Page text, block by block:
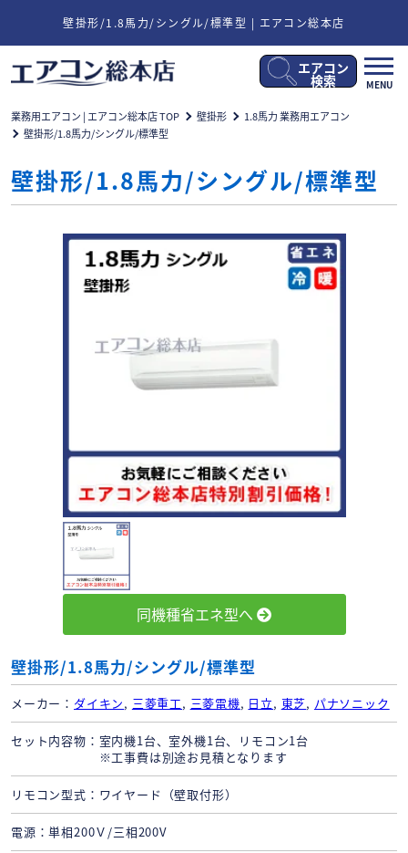
壁掛形/1.8馬力/シングル/標準型 | エアコン総本店
メ
ニ
MENU
エアコン
検索
業務用エアコン | エアコン総本店 TOP 壁掛形
1.8馬力 業務用エアコン
壁掛形/1.8馬力/シングル/標準型
壁掛形/1.8馬力/シングル/標準型
壁掛形/1.8馬力/シングル/標準型
メーカー ダイキン, 三菱重工, 三菱電機, 日立, 東芝, パナソニック
セット内容物
室内機1台、室外機1台、リモコン1台
※工事費は別途お見積となります
リモコン型式 ワイヤード（壁取付形）
電源 単相200Ｖ/三相200V
同機種省エネ型へ